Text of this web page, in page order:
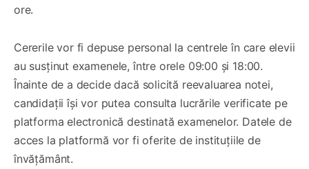
ore.
Cererile vor fi depuse personal la centrele în care elevii
au susținut examenele, între orele 09:00 și 18:00.
Înainte de a decide dacă solicită reevaluarea notei,
candidații își vor putea consulta lucrările verificate pe
platforma electronică destinată examenelor. Datele de
acces la platformă vor fi oferite de instituțiile de
învățământ.